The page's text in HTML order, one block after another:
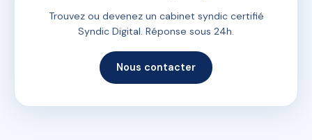
Trouvez ou devenez un cabinet syndic certifié
Syndic Digital. Réponse sous 24h.
Nous contacter